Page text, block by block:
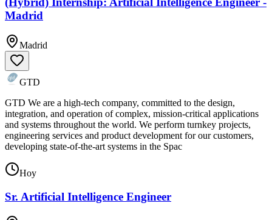
Madrid
Madrid
GTD
GTD We are a high-tech company, committed to the design,
integration, and operation of complex, mission-critical applications
and systems throughout the world. We perform turnkey projects,
engineering services and product development for our customers,
developing state-of-the-art systems in the Spac
Hoy
Sr. Artificial Intelligence Engineer